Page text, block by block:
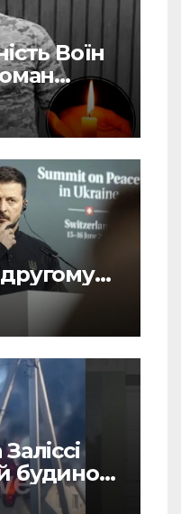
Воїн
рейтинг
будинок